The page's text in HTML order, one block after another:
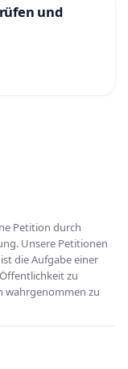
und
Petition durch
Unsere Petitionen
die Aufgabe einer
zu
wahrgenommen zu